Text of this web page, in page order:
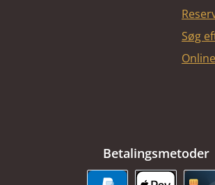
Søg
Betalingsmetoder